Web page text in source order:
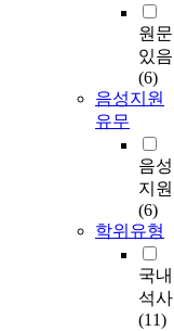
원문
있음
(6)
음성지원
유무
음성
지원
(6)
학위유형
국내
석사
(11)